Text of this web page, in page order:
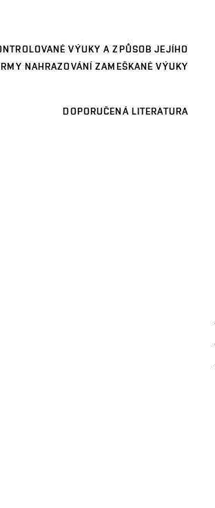
VÝUKY A ZPŮSOB JEJÍHO
NAHRAZOVÁNÍ ZAMEŠKANÉ VÝUKY
DOPORUČENÁ LITERATURA